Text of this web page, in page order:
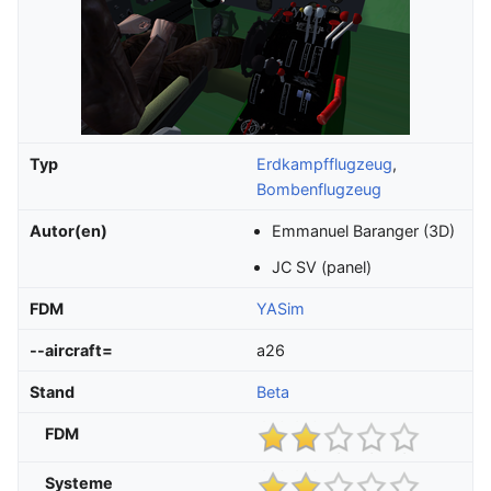
Typ Erdkampfflugzeug,
Bombenflugzeug
Autor(en)
Emmanuel Baranger (3D)
JC SV (panel)
FDM YASim
--aircraft= a26
Stand Beta
FDM
Systeme